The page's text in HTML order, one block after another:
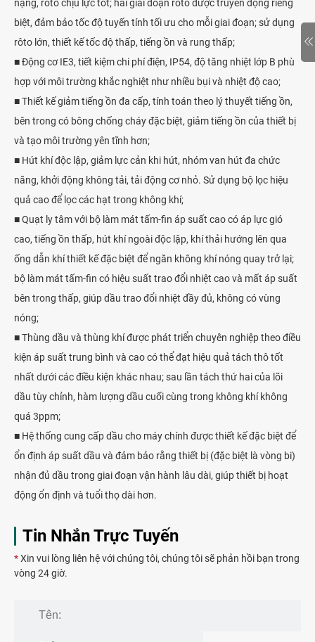
nặng, rôto chịu lực tốt; hai giai đoạn rôto được truyền động riêng
biệt, đảm bảo tốc độ tuyến tính tối ưu cho mỗi giai đoạn; sử dụng
rôto lớn, thiết kế tốc độ thấp, tiếng ồn và rung thấp;
■ Động cơ IE3, tiết kiệm chi phí điện, IP54, độ tăng nhiệt lớp B phù
hợp với môi trường khắc nghiệt như nhiều bụi và nhiệt độ cao;
■ Thiết kế giảm tiếng ồn đa cấp, tính toán theo lý thuyết tiếng ồn,
bên trong có bông chống cháy đặc biệt, giảm tiếng ồn của thiết bị
và tạo môi trường yên tĩnh hơn;
■ Hút khí độc lập, giảm lực cản khi hút, nhóm van hút đa chức
năng, khởi động không tải, tải động cơ nhỏ. Sử dụng bộ lọc hiệu
quả cao để lọc các hạt trong không khí;
■ Quạt ly tâm với bộ làm mát tấm-fin áp suất cao có áp lực gió
cao, tiếng ồn thấp, hút khí ngoài độc lập, khí thải hướng lên qua
ống dẫn khí thiết kế đặc biệt để ngăn không khí nóng quay trở lại;
bộ làm mát tấm-fin có hiệu suất trao đổi nhiệt cao và mất áp suất
bên trong thấp, giúp dầu trao đổi nhiệt đầy đủ, không có vùng
nóng;
■ Thùng dầu và thùng khí được phát triển chuyên nghiệp theo điều
kiện áp suất trung bình và cao có thể đạt hiệu quả tách thô tốt
nhất dưới các điều kiện khác nhau; sau lần tách thứ hai của lõi
dầu tùy chỉnh, hàm lượng dầu cuối cùng trong không khí không
quá 3ppm;
■ Hệ thống cung cấp dầu cho máy chính được thiết kế đặc biệt để
ổn định áp suất dầu và đảm bảo rằng thiết bị (đặc biệt là vòng bi)
nhận đủ dầu trong giai đoạn vận hành lâu dài, giúp thiết bị hoạt
động ổn định và tuổi thọ dài hơn.
Tin Nhắn Trực Tuyến
*Xin vui lòng liên hệ với chúng tôi, chúng tôi sẽ phản hồi bạn trong
vòng 24 giờ.